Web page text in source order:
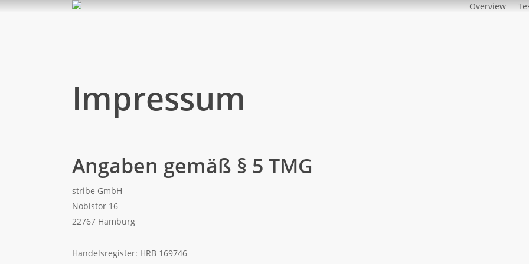
Skip
Overview
Impressum
Angaben gemäß § 5 TMG
stribe GmbH
Nobistor 16
22767 Hamburg
Handelsregister: HRB 169746